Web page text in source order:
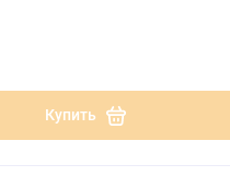
Купить